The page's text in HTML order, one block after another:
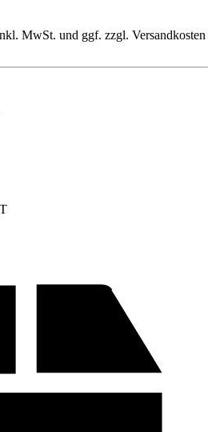
MwSt. und ggf. zzgl. Versandkosten